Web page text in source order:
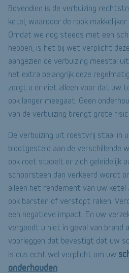
Bovendien is de verbuizing
ketel, waardoor de rook
Omdat we nog steeds met een
hebben, is het bij wet verplicht
aangezien de verbuizing meestal
het extra belangrijk deze
zorgt u er niet alleen voor dat uw
ook langer meegaat. Geen
van de verbuizing brengt grote
De verbuizing uit roestvrij staal in
blootgesteld aan de verschillende
ook roet stapelt er zich geleidelijk
schoorsteen dan verkeerd wordt
alleen het rendement van uw ketel
ook barsten of verstopt raken.
een negatieve impact. En uw
vergoedt u niet in geval van brand
voorleggen dat bevestigt dat uw
is dus echt wel verplicht om uw
onderhouden